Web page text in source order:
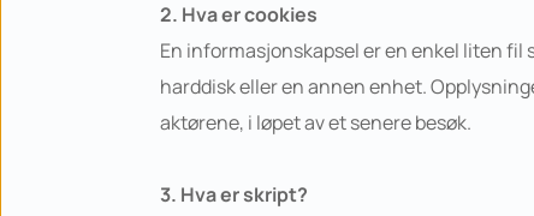
2. Hva er cookies
En informasjonskapsel er en enkel liten
harddisk eller en annen enhet.
aktørene, i løpet av et senere besøk.
3. Hva er skript?